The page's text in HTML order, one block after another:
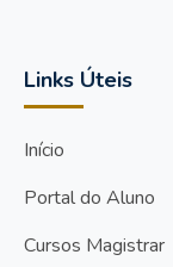
Links Úteis
Início
Portal do Aluno
Cursos Magistrar